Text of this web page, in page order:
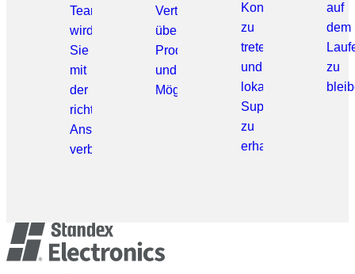
Team
wird
Sie
mit
der
richtigen
Ansprechperson
verbinden.
Vertriebsteam
über
Produkte
und
Möglichkeiten.
Kontakt
zu
treten
und
lokalen
Support
zu
erhalten.
auf
dem
zu